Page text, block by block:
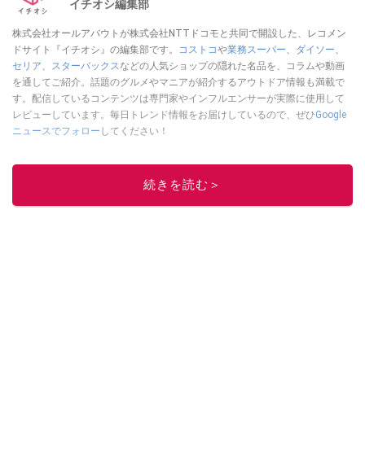
イチオシ編集部
株式会社オールアバウトが株式会社NTTドコモと共同で開設した、レコメン
ドサイト『イチオシ』の編集部です。
コストコや業務スーパー ダイソー
セリア
スターバックス などの人気ショップの隠れた名品を、コラムや動画
を通してご紹介。話題のグルメやマニアが紹介するアウトドア情報も満載で
す。配信しているコンテンツは専門家やインフルエンサーが実際に使用して
レビューしています。毎日トレンド情報をお届けしているので、ぜひGoogle
ニュースでフォロー してください！
続きを読む＞